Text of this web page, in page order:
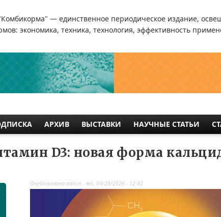
— единственное периодическое издание,
экономика, техника, технология, эффективность
АРХИВ ВЫСТАВКИ НАУЧНЫЕ СТАТЬИ
D3: новая форма
Опубликовано admin - вт, 04/28/2026 - 12:43